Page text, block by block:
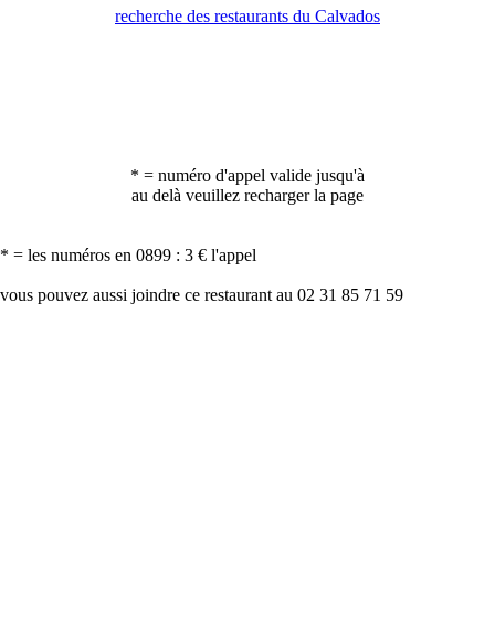
recherche des restaurants du Calvados
* = numéro d'appel valide jusqu'à
au delà veuillez recharger la page
* = les numéros en 0899 : 3 € l'appel
vous pouvez aussi joindre ce restaurant au 02 31 85 71 59